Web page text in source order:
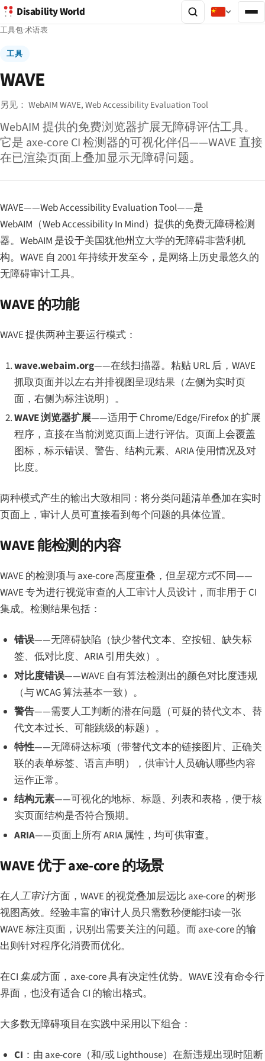
Disability World
工具包·术语表
工具
WAVE
另见： WebAIM WAVE,Web Accessibility Evaluation Tool
WebAIM 提供的免费浏览器扩展无障碍评估工具。
它是 axe-core CI 检测器的可视化伴侣——WAVE 直接
在已渲染页面上叠加显示无障碍问题。
WAVE——Web Accessibility Evaluation Tool——是
WebAIM（Web Accessibility In Mind）提供的免费无障碍检测
器。WebAIM 是设于美国犹他州立大学的无障碍非营利机
构。WAVE 自 2001 年持续开发至今，是网络上历史最悠久的
无障碍审计工具。
WAVE 的功能
WAVE 提供两种主要运行模式：
wave.webaim.org——在线扫描器。粘贴 URL 后，WAVE
抓取页面并以左右并排视图呈现结果（左侧为实时页
面，右侧为标注说明）。
WAVE 浏览器扩展——适用于 Chrome/Edge/Firefox 的扩展
程序，直接在当前浏览页面上进行评估。页面上会覆盖
图标，标示错误、警告、结构元素、ARIA 使用情况及对
比度。
两种模式产生的输出大致相同：将分类问题清单叠加在实时
页面上，审计人员可直接看到每个问题的具体位置。
WAVE 能检测的内容
WAVE 的检测项与 axe-core 高度重叠，但呈现方式不同——
WAVE 专为进行视觉审查的人工审计人员设计，而非用于 CI
集成。检测结果包括：
错误——无障碍缺陷（缺少替代文本、空按钮、缺失标
签、低对比度、ARIA 引用失效）。
对比度错误——WAVE 自有算法检测出的颜色对比度违规
（与 WCAG 算法基本一致）。
警告——需要人工判断的潜在问题（可疑的替代文本、替
代文本过长、可能跳级的标题）。
特性——无障碍达标项（带替代文本的链接图片、正确关
联的表单标签、语言声明），供审计人员确认哪些内容
运作正常。
结构元素——可视化的地标、标题、列表和表格，便于核
实页面结构是否符合预期。
ARIA——页面上所有 ARIA 属性，均可供审查。
WAVE 优于 axe-core 的场景
在人工审计方面，WAVE 的视觉叠加层远比 axe-core 的树形
视图高效。经验丰富的审计人员只需数秒便能扫读一张
WAVE 标注页面，识别出需要关注的问题。而 axe-core 的输
出则针对程序化消费而优化。
在CI 集成方面，axe-core 具有决定性优势。WAVE 没有命令行
界面，也没有适合 CI 的输出格式。
大多数无障碍项目在实践中采用以下组合：
CI ：由 axe-core（和/或 Lighthouse）在新违规出现时阻断